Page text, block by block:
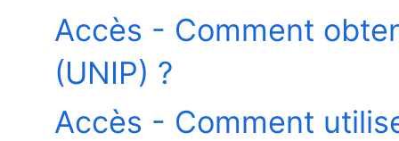
Accès - Comment
(UNIP) ?
Accès - Comment